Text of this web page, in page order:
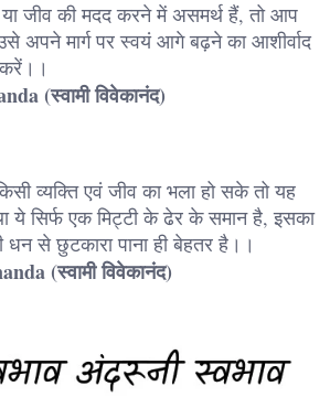
या जीव की मदद करने में असमर्थ हैं, तो आप
अपने मार्ग पर स्वयं आगे बढ़ने का आशीर्वाद
(स्वामी विवेकानंद)
व्यक्ति एवं जीव का भला हो सके तो यह
ये सिर्फ एक मिट्टी के ढेर के समान है, इसका
धन से छुटकारा पाना ही बेहतर है।।
(स्वामी विवेकानंद)